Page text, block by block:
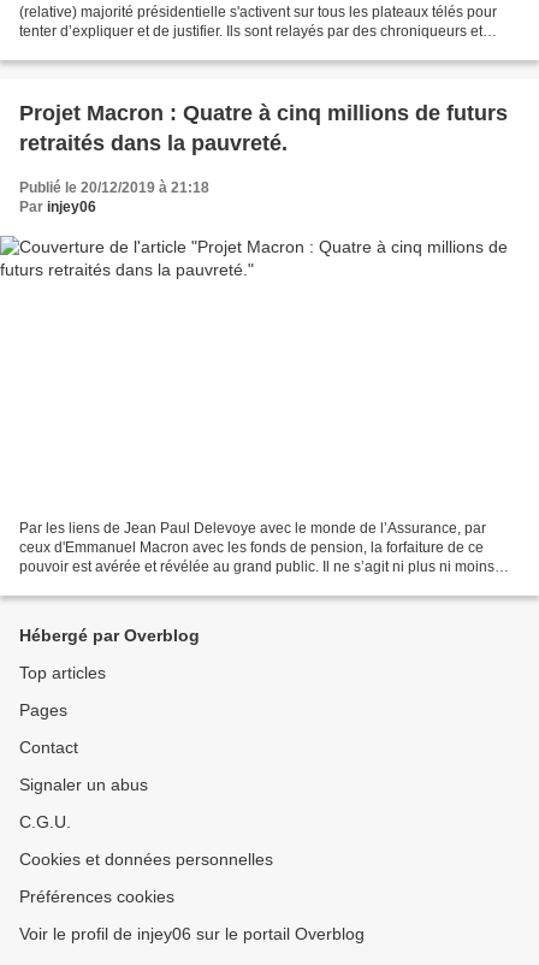
(relative) majorité présidentielle s'activent sur tous les plateaux télés pour
tenter d’expliquer et de justifier. Ils sont relayés par des chroniqueurs et
Projet Macron : Quatre à cinq millions de futurs
retraités dans la pauvreté.
Publié le 20/12/2019 à 21:18
Par injey06
Par les liens de Jean Paul Delevoye avec le monde de l’Assurance, par
ceux d'Emmanuel Macron avec les fonds de pension, la forfaiture de ce
pouvoir est avérée et révélée au grand public. Il ne s’agit ni plus ni moins
Hébergé par Overblog
Top articles
Pages
Contact
Signaler un abus
C.G.U.
Cookies et données personnelles
Préférences cookies
Voir le profil de injey06 sur le portail Overblog